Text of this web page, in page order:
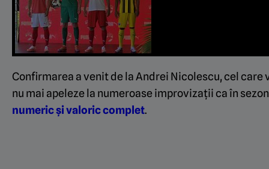
Confirmarea a venit de la Andrei Nicolescu, cel care
nu mai apeleze la numeroase improvizații ca în
numeric și valoric complet.